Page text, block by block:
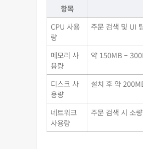
항목
CPU 사용
량
주문 검색 및 UI
메모리 사
용량
약 150MB –
디스크 사
용량
설치 후 약
네트워크
사용량
주문 검색 시 소